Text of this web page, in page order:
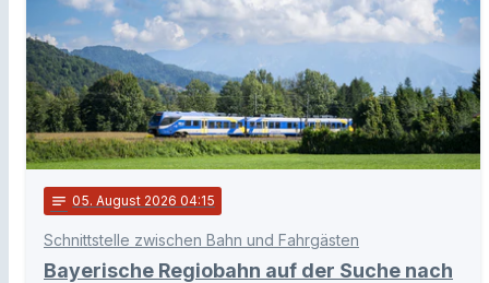
notes 05. August 2026 04:15
Schnittstelle zwischen Bahn und Fahrgästen
Bayerische Regiobahn auf der Suche nach